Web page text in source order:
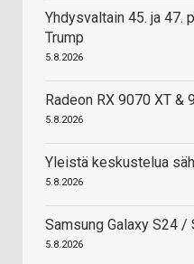
Yhdysvaltain 45. ja 47.
Trump
5.8.2026
Radeon RX 9070 XT &
5.8.2026
Yleistä keskustelua
5.8.2026
Samsung Galaxy S24 /
5.8.2026